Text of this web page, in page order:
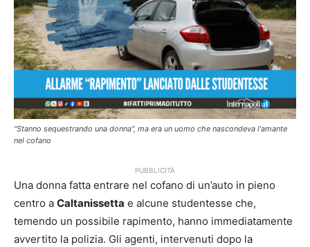
"Stanno sequestrando una donna", ma era un uomo che nascondeva l'amante
nel cofano
PUBBLICITÀ
Una donna fatta entrare nel cofano di un’auto in pieno
centro a Caltanissetta e alcune studentesse che,
temendo un possibile rapimento, hanno immediatamente
avvertito la polizia. Gli agenti, intervenuti dopo la